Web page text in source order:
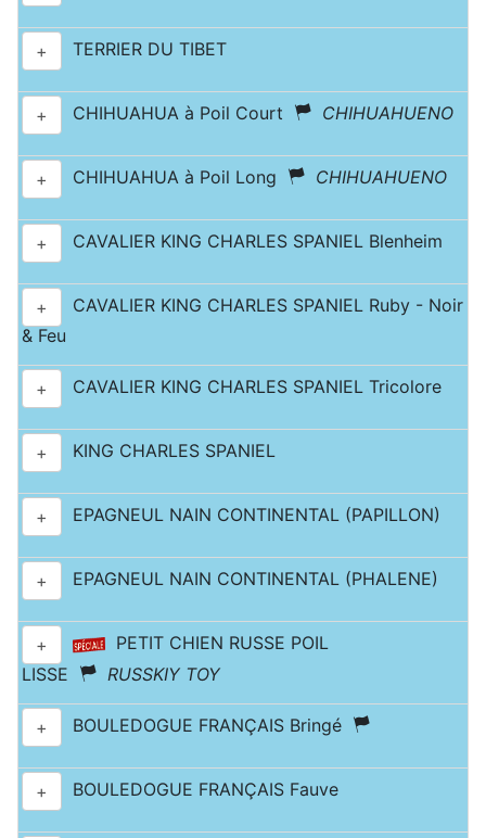
+ TERRIER DU TIBET
+ CHIHUAHUA à Poil Court CHIHUAHUENO
+ CHIHUAHUA à Poil Long CHIHUAHUENO
+ CAVALIER KING CHARLES SPANIEL Blenheim
+
CAVALIER KING CHARLES SPANIEL Ruby - Noir
& Feu
+ CAVALIER KING CHARLES SPANIEL Tricolore
+ KING CHARLES SPANIEL
+ EPAGNEUL NAIN CONTINENTAL (PAPILLON)
+ EPAGNEUL NAIN CONTINENTAL (PHALENE)
+
PETIT CHIEN RUSSE POIL
LISSE
RUSSKIY TOY
+ BOULEDOGUE FRANÇAIS Bringé
+ BOULEDOGUE FRANÇAIS Fauve